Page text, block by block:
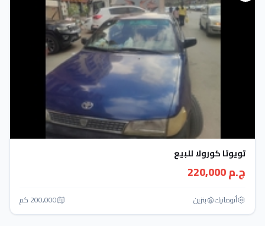
تويوتا كورولا للبيع
ج.م 220,000
أتوماتيك‎ بنزين 200,000 كم